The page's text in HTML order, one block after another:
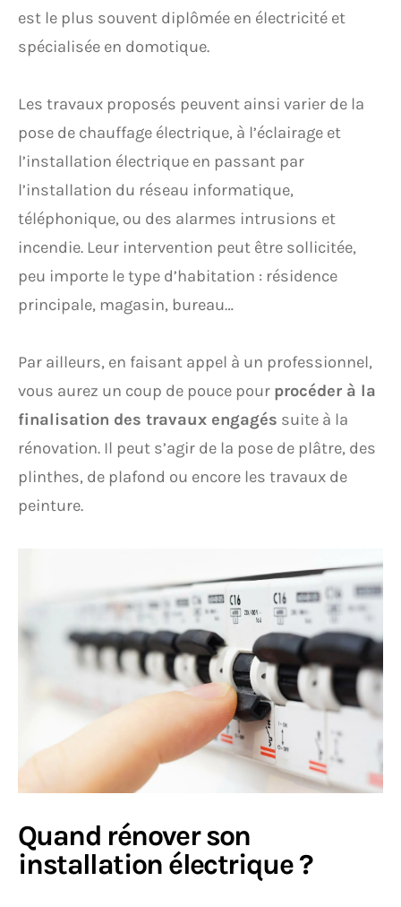
est le plus souvent diplômée en électricité et
spécialisée en domotique.
Les travaux proposés peuvent ainsi varier de la
pose de chauffage électrique, à l’éclairage et
l’installation électrique en passant par
l’installation du réseau informatique,
téléphonique, ou des alarmes intrusions et
incendie. Leur intervention peut être sollicitée,
peu importe le type d’habitation : résidence
principale, magasin, bureau…
Par ailleurs, en faisant appel à un professionnel,
vous aurez un coup de pouce pour procéder à la
finalisation des travaux engagés suite à la
rénovation. Il peut s’agir de la pose de plâtre, des
plinthes, de plafond ou encore les travaux de
peinture.
Quand rénover son
installation électrique ?